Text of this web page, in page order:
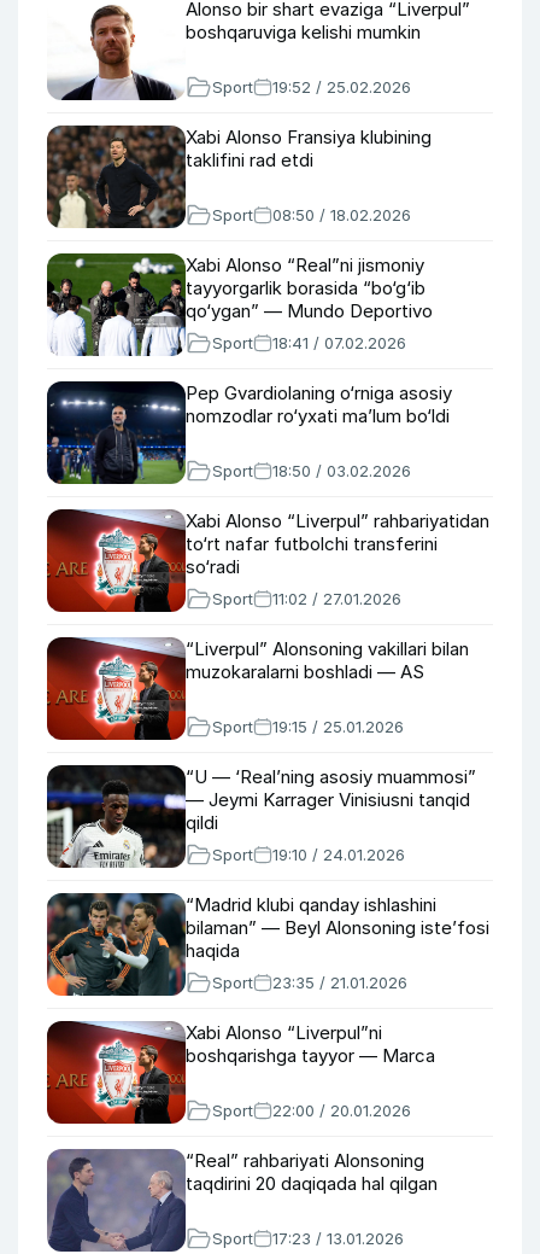
Alonso bir shart evaziga “Liverpul”
boshqaruviga kelishi mumkin
Sport 19:52 / 25.02.2026
Xabi Alonso Fransiya klubining
taklifini rad etdi
Sport 08:50 / 18.02.2026
Xabi Alonso “Real”ni jismoniy
tayyorgarlik borasida “bo‘g‘ib
qo‘ygan” — Mundo Deportivo
Sport 18:41 / 07.02.2026
Pep Gvardiolaning o‘rniga asosiy
nomzodlar ro‘yxati ma’lum bo‘ldi
Sport 18:50 / 03.02.2026
Xabi Alonso “Liverpul” rahbariyatidan
to‘rt nafar futbolchi transferini
so‘radi
Sport 11:02 / 27.01.2026
“Liverpul” Alonsoning vakillari bilan
muzokaralarni boshladi — AS
Sport 19:15 / 25.01.2026
“U — ‘Real’ning asosiy muammosi”
— Jeymi Karrager Vinisiusni tanqid
qildi
Sport 19:10 / 24.01.2026
“Madrid klubi qanday ishlashini
bilaman” — Beyl Alonsoning iste’fosi
haqida
Sport 23:35 / 21.01.2026
Xabi Alonso “Liverpul”ni
boshqarishga tayyor — Marca
Sport 22:00 / 20.01.2026
“Real” rahbariyati Alonsoning
taqdirini 20 daqiqada hal qilgan
Sport 17:23 / 13.01.2026